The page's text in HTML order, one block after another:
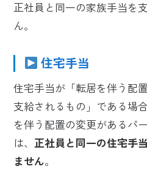
正社員と同一の家族手当を
ん。
住宅手当
住宅手当が「転居を伴う配
支給されるもの」である場
を伴う配置の変更があるパ
は、正社員と同一の住宅手
ません。